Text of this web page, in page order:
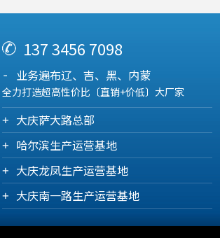
137 3456 7098
业务遍布辽、吉、黑、内蒙
全力打造超高性价比〔直销+价低〕大厂家
大庆萨大路总部
哈尔滨生产运营基地
大庆龙凤生产运营基地
大庆南一路生产运营基地